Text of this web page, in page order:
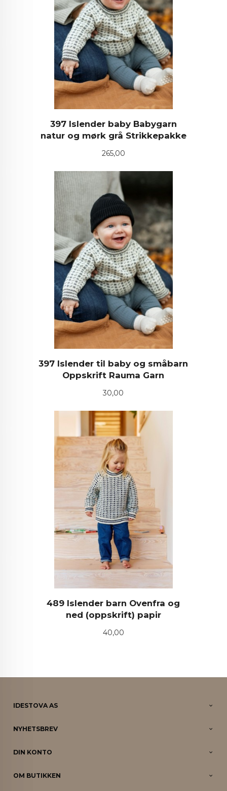
397 Islender baby Babygarn
natur og mørk grå Strikkepakke
Pris
265,00
397 Islender til baby og småbarn
Oppskrift Rauma Garn
Pris
30,00
489 Islender barn Ovenfra og
ned (oppskrift) papir
Pris
40,00
IDESTOVA AS
NYHETSBREV
DIN KONTO
OM BUTIKKEN